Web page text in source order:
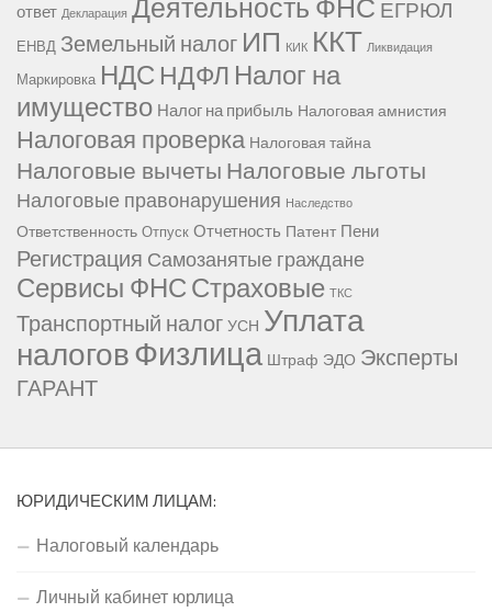
ответ Декларация ЕГРЮЛ
ЕНВД Земельный налог ИП КИК ККТ Ликвидация
Маркировка НДС НДФЛ Налог на
имущество Налог на прибыль Налоговая амнистия
Налоговая проверка Налоговая тайна
Налоговые вычетыНалоговые льготы
Налоговые правонарушения Наследство
Ответственность Отпуск Отчетность Патент Пени
Регистрация Самозанятые граждане
Сервисы ФНССтраховые ТКС
Транспортный налогУСН Уплата
налоговФизлица Штраф ЭДО Эксперты
ГАРАНТ
ЮРИДИЧЕСКИМ ЛИЦАМ:
Налоговый календарь
Личный кабинет юрлица